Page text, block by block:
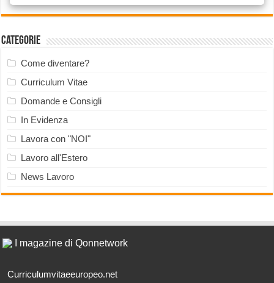
Categorie
Come diventare?
Curriculum Vitae
Domande e Consigli
In Evidenza
Lavora con "NOI"
Lavoro all'Estero
News Lavoro
I magazine di Qonnetwork
Curriculumvitaeeuropeo.net